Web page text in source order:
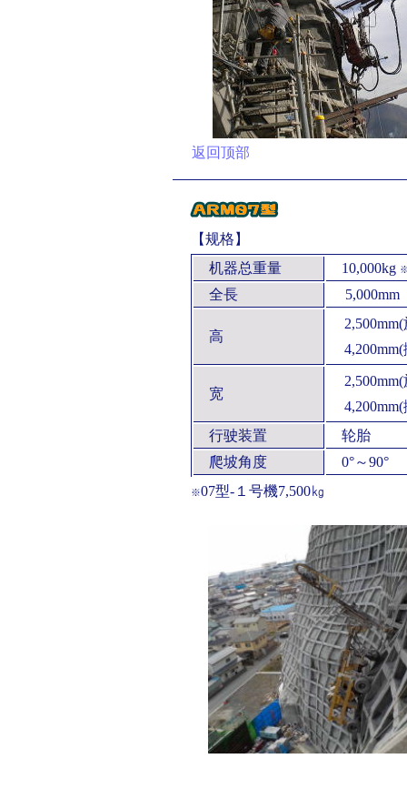
返回顶部
【规格】
机器总重量
10,000kg
全長 5,000mm
高
4,200mm(
宽
4,200mm(
行驶装置
轮胎
爬坡角度
0°～90°
※07型-１号機7,500㎏